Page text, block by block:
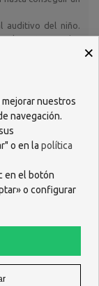
auditivo del niño.
la parte superior
perfecta,
frente a agua,
Moldeada
de agua,
que
de manera
×
nuestros
navegación.
o en la política
en el botón
o configurar